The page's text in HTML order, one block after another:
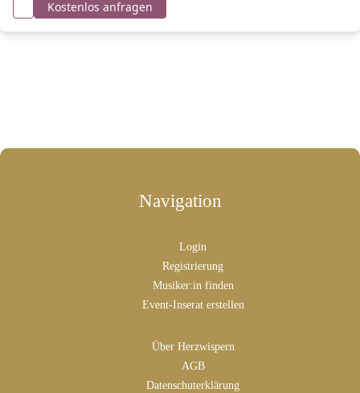
Kostenlos anfragen
Navigation
Login
Registrierung
Musiker:in finden
Event-Inserat erstellen
Über Herzwispern
AGB
Datenschuterklärung